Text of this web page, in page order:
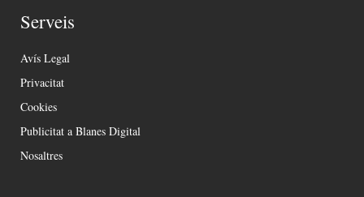
Serveis
Avís Legal
Privacitat
Cookies
Publicitat a Blanes Digital
Nosaltres